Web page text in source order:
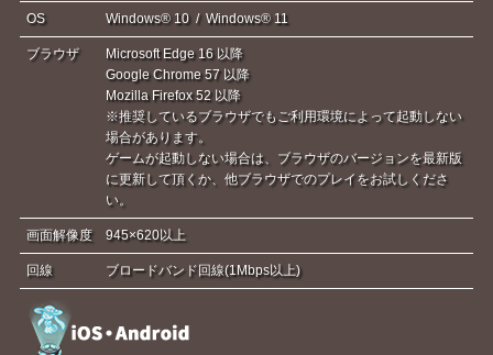
OS Windows® 10 / Windows® 11
ブラウザ
Microsoft Edge 16 以降
Google Chrome 57 以降
Mozilla Firefox 52 以降
※推奨しているブラウザでもご利用環境によって起動しない
場合があります。
ゲームが起動しない場合は、ブラウザのバージョンを最新版
に更新して頂くか、他ブラウザでのプレイをお試しくださ
い。
画面解像度 945×620以上
回線 ブロードバンド回線(1Mbps以上)